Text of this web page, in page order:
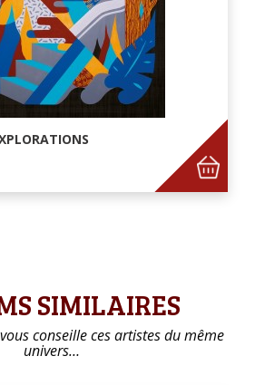
SIMILAIRES
conseille ces artistes du même
univers…